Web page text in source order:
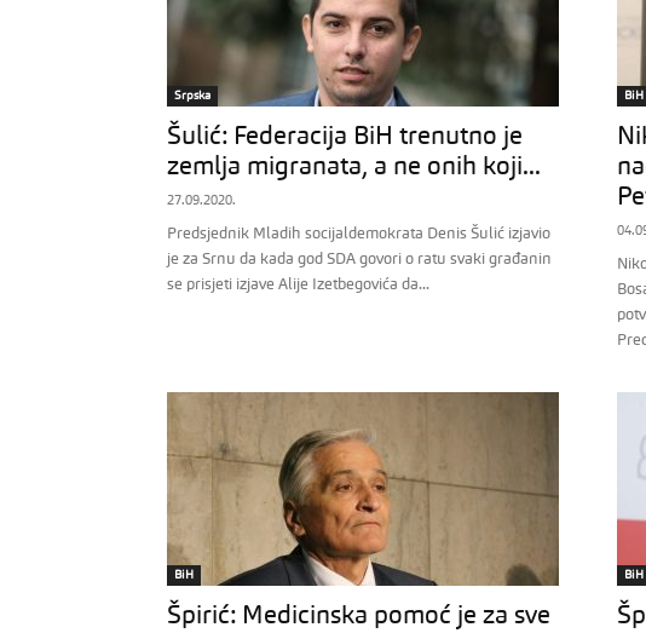
Srpska
Šulić: Federacija BiH trenutno je
zemlja migranata, a ne onih koji...
27.09.2020.
Predsjednik Mladih socijaldemokrata Denis Šulić izjavio
je za Srnu da kada god SDA govori o ratu svaki građanin
se prisjeti izjave Alije Izetbegovića da...
BiH
BiH
Špirić: Medicinska pomoć je za sve
BiH